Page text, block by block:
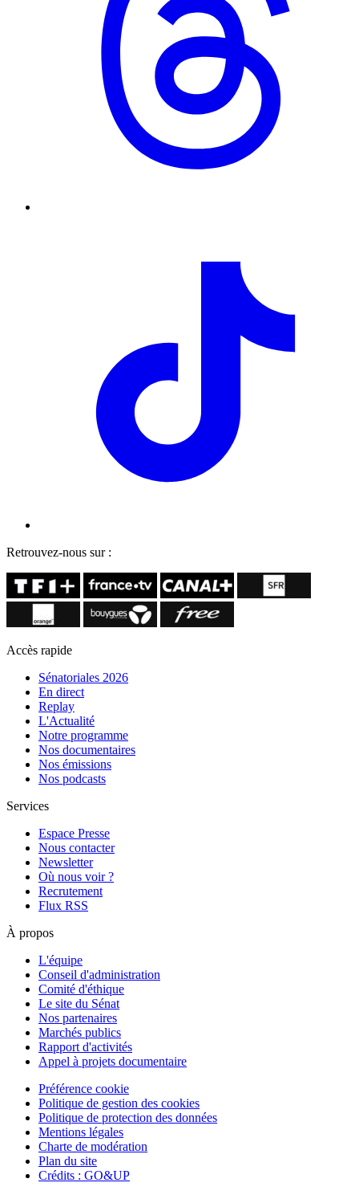
Retrouvez-nous sur :
Accès rapide
Sénatoriales 2026
En direct
Replay
L'Actualité
Notre programme
Nos documentaires
Nos émissions
Nos podcasts
Services
Espace Presse
Nous contacter
Newsletter
Où nous voir ?
Recrutement
Flux RSS
À propos
L'équipe
Conseil d'administration
Comité d'éthique
Le site du Sénat
Nos partenaires
Marchés publics
Rapport d'activités
Appel à projets documentaire
Préférence cookie
Politique de gestion des cookies
Politique de protection des données
Mentions légales
Charte de modération
Plan du site
Crédits : GO&UP